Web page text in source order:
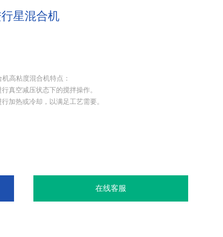
星混合机
高粘度混合机特点：
真空减压状态下的搅拌操作。
加热或冷却，以满足工艺需要。
在线客服